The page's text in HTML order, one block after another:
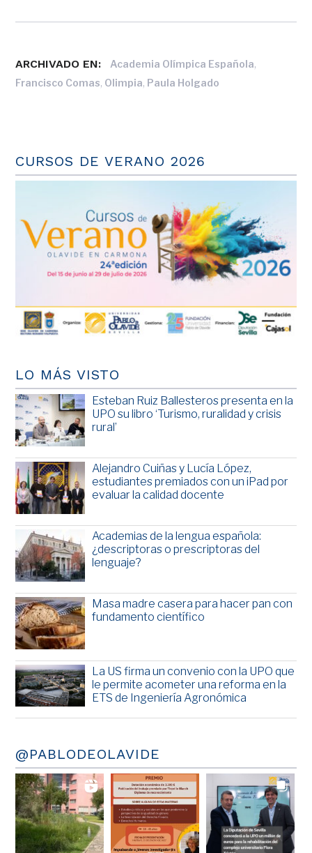
ARCHIVADO EN: Academia Olímpica Española,
Francisco Comas, Olimpia, Paula Holgado
CURSOS DE VERANO 2026
LO MÁS VISTO
Esteban Ruiz Ballesteros presenta en la
UPO su libro ‘Turismo, ruralidad y crisis
rural’
Alejandro Cuiñas y Lucía López,
estudiantes premiados con un iPad por
evaluar la calidad docente
Academias de la lengua española:
¿descriptoras o prescriptoras del
lenguaje?
Masa madre casera para hacer pan con
fundamento científico
La US firma un convenio con la UPO que
le permite acometer una reforma en la
ETS de Ingeniería Agronómica
@PABLODEOLAVIDE